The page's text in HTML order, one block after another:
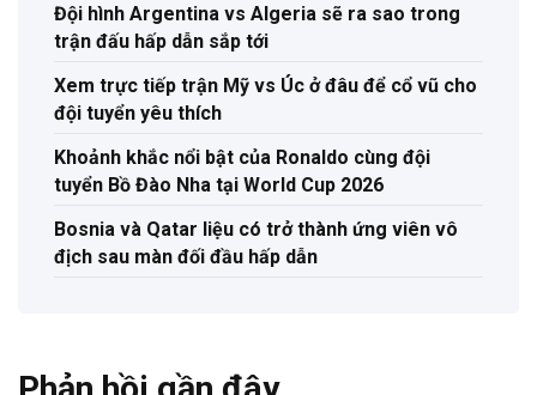
Đội hình Argentina vs Algeria sẽ ra sao trong
trận đấu hấp dẫn sắp tới
Xem trực tiếp trận Mỹ vs Úc ở đâu để cổ vũ cho
đội tuyển yêu thích
Khoảnh khắc nổi bật của Ronaldo cùng đội
tuyển Bồ Đào Nha tại World Cup 2026
Bosnia và Qatar liệu có trở thành ứng viên vô
địch sau màn đối đầu hấp dẫn